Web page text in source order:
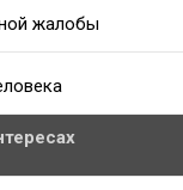
жалобы